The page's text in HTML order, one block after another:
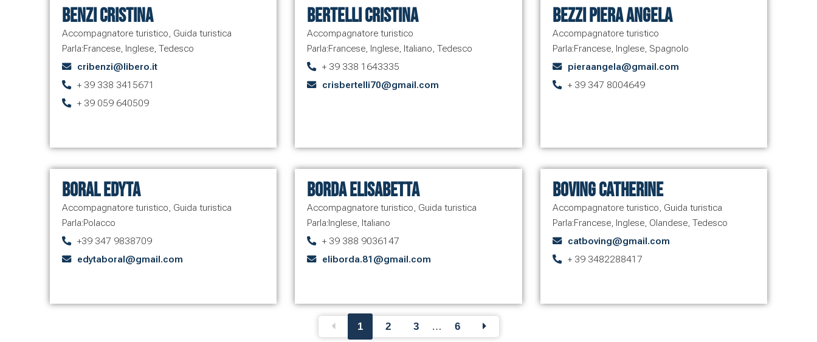
Benzi Cristina
Accompagnatore turistico, Guida turistica
Parla:Francese, Inglese, Tedesco
cribenzi@libero.it
+ 39 338 3415671
+ 39 059 640509
Bertelli Cristina
Accompagnatore turistico
Parla:Francese, Inglese, Italiano,Tedesco
+ 39 338 1643335
crisbertelli70@gmail.com
Bezzi Piera Angela
Accompagnatore turistico
Parla:Francese, Inglese, Spagnolo
pieraangela@gmail.com
+ 39 347 8004649
Boral Edyta
Accompagnatore turistico, Guida turistica
Parla:Polacco
+39 347 9838709
edytaboral@gmail.com
Borda Elisabetta
Accompagnatore turistico, Guida turistica
Parla:Inglese, Italiano
+ 39 388 9036147
eliborda.81@gmail.com
Boving Catherine
Accompagnatore turistico, Guida turistica
Parla:Francese, Inglese, Olandese, Tedesco
catboving@gmail.com
+ 39 3482288417
1 2 3 … 6